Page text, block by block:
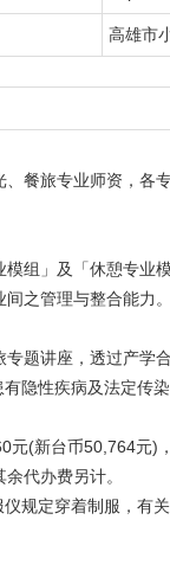
高雄市
餐旅专业师资，各
组」及「休憩专业
间之管理与整合能力
题讲座，透过产学
隐性疾病及法定传
元(新台币50,764元
代办费另计。
规定穿着制服，有